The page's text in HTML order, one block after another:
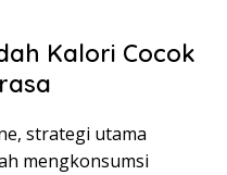
Kalori Cocok
strategi utama
mengkonsumsi